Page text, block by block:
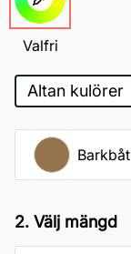
Valfri
Altan kulörer
2. Välj mängd